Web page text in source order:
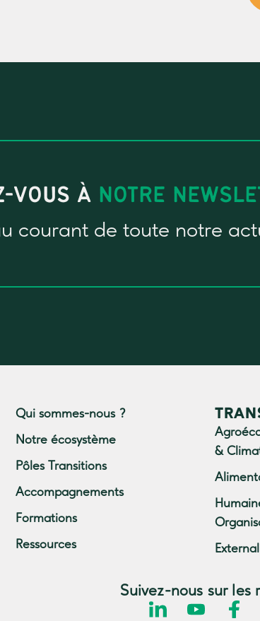
VOUS À NOTRE
courant de toute notre
Qui sommes-nous ?
Notre écosystème
Pôles Transitions
Accompagnements
Formations
Ressources
&
Suivez-nous sur les